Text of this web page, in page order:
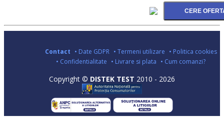
Contact • Date GDPR • Termeni utilizare • Politica cookies
• Confidentialitate • Livrare si plata • Cum comanzi?
Copyright © DISTEK TEST 2010 - 2026